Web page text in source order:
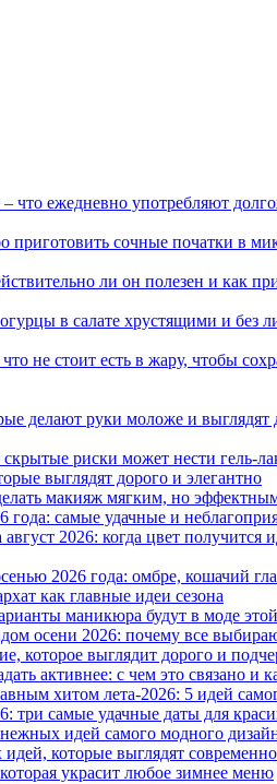
что ежедневно употребляют
приготовить сочные початки в
ли он полезен и как
в салате хрустящими и без
не стоит есть в жару, чтобы
делают руки моложе и выглядят
риски может нести гель-
выглядят дорого и элегантно
макияж мягким, но
года: самые удачные и
2026: когда цвет получится
2026 года: омбре, кошачий
как главные идеи сезона
маникюра будут в моде
осени 2026: почему все
выглядит дорого и
активнее: с чем это связано и
хитом лета-2026: 5 идей
три самые удачные даты для
идей самого модного
которые выглядят современно
украсит любое зимнее меню